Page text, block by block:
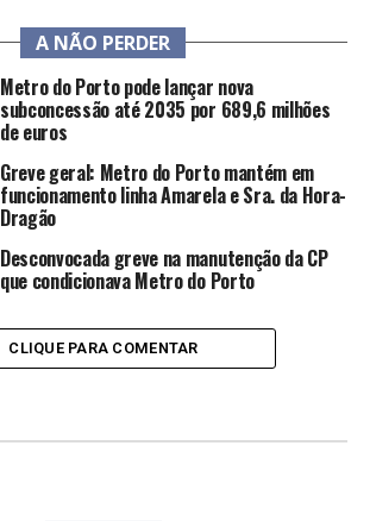
A NÃO PERDER
Metro do Porto pode lançar nova
subconcessão até 2035 por 689,6 milhões
de euros
Greve geral: Metro do Porto mantém em
funcionamento linha Amarela e Sra. da Hora-
Dragão
Desconvocada greve na manutenção da CP
que condicionava Metro do Porto
CLIQUE PARA COMENTAR